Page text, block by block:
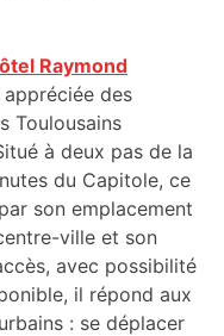
Raymond
appréciée des
Toulousains
à deux pas de la
du Capitole, ce
son emplacement
ville et son
avec possibilité
il répond aux
: se déplacer